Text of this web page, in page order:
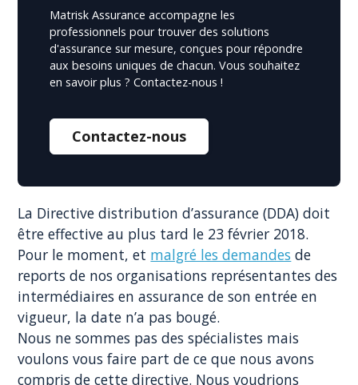
La Directive distribution d’assurance (DDA) doit
être effective au plus tard le 23 février 2018.
Pour le moment, et malgré les demandes de
reports de nos organisations représentantes des
intermédiaires en assurance de son entrée en
vigueur, la date n’a pas bougé.
Nous ne sommes pas des spécialistes mais
voulons vous faire part de ce que nous avons
compris de cette directive. Nous voudrions
Matrisk Assurance accompagne les
professionnels pour trouver des solutions
d'assurance sur mesure, conçues pour répondre
aux besoins uniques de chacun. Vous souhaitez
en savoir plus ? Contactez-nous !
Contactez-nous